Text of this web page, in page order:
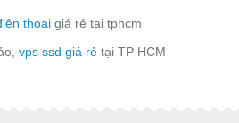
thoại giá rẻ tại tphcm
vps ssd giá rẻ tại TP HCM